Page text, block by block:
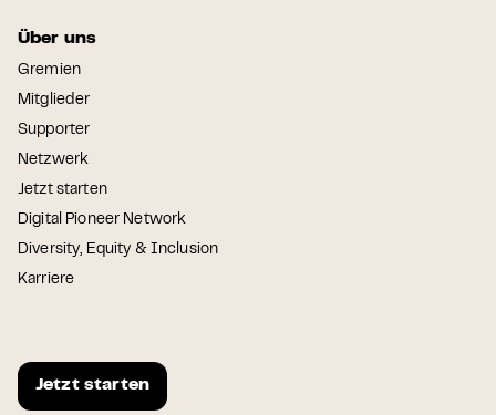
Über uns
Gremien
Mitglieder
Supporter
Netzwerk
Jetzt starten
Digital Pioneer Network
Diversity, Equity & Inclusion
Karriere
Jetzt starten